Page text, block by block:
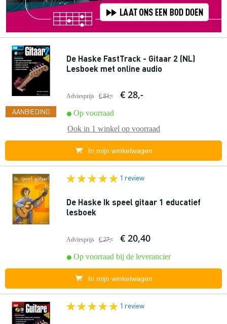
AANBIEDING
De Haske FastTrack - Gitaar 2 (NL)
Lesboek met online audio
Adviesprijs € 81,- € 28,-
Op voorraad
Ook in 1 winkel op voorraad
In mijn winkelwagen
1 review
De Haske Ik speel gitaar 1 educatief
lesboek
Adviesprijs € 27,- € 20,40
Op voorraad bij de leverancier
In mijn winkelwagen
1 review